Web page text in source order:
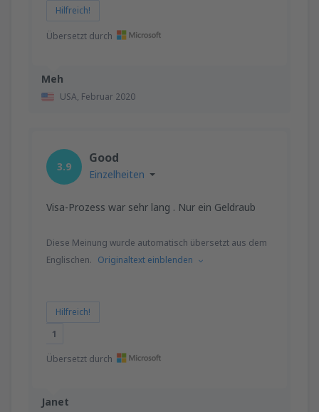
Meh
USA, Februar 2020
Hilfreich!
Übersetzt durch
Janet
3.9
Good
Einzelheiten
Visa-Prozess war sehr lang . Nur ein Geldraub
Diese Meinung wurde automatisch übersetzt aus dem
Englischen. Originaltext einblenden
Hilfreich!
1
Übersetzt durch